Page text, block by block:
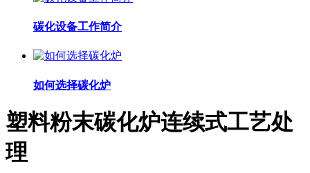
碳化设备工作简介
如何选择碳化炉
塑料粉末碳化炉连续式工艺处
理